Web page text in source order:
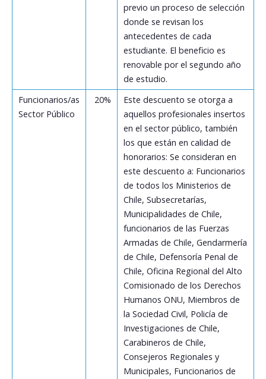
Académicos
Funcionarios
Egresados
previo un proceso de selección
donde se revisan los
antecedentes de cada
estudiante. El beneficio es
renovable por el segundo año
de estudio.
Funcionarios/as
Sector Público
20%
Este descuento se otorga a
aquellos profesionales insertos
en el sector público, también
los que están en calidad de
honorarios: Se consideran en
este descuento a: Funcionarios
de todos los Ministerios de
Chile, Subsecretarías,
Municipalidades de Chile,
funcionarios de las Fuerzas
Armadas de Chile, Gendarmería
de Chile, Defensoría Penal de
Chile, Oficina Regional del Alto
Comisionado de los Derechos
Humanos ONU, Miembros de
la Sociedad Civil, Policía de
Investigaciones de Chile,
Carabineros de Chile,
Consejeros Regionales y
Municipales, Funcionarios de